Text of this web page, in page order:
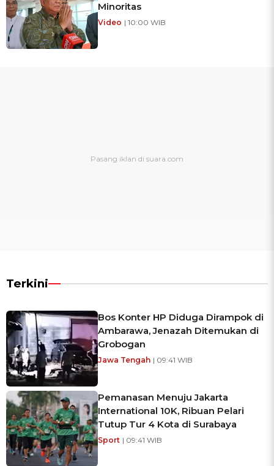
Minoritas
Video | 10:00 WIB
Terkini
Bos Konter HP Diduga Dirampok di
Ambarawa, Jenazah Ditemukan di
Grobogan
Jawa Tengah | 09:41 WIB
Pemanasan Menuju Jakarta
International 10K, Ribuan Pelari
Tutup Tur 4 Kota di Surabaya
Sport | 09:41 WIB